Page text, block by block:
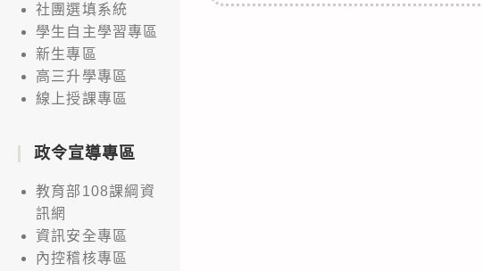
社團選填系統
學生自主學習專區
新生專區
高三升學專區
線上授課專區
政令宣導專區
教育部108課綱資
訊網
資訊安全專區
內控稽核專區